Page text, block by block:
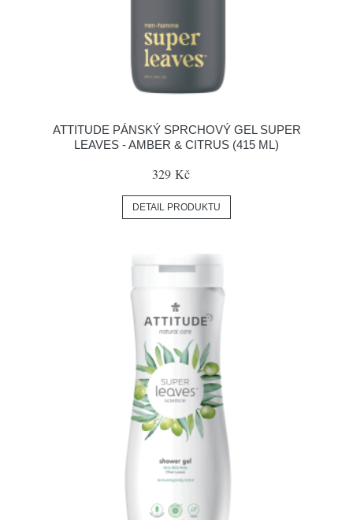
ATTITUDE PÁNSKÝ SPRCHOVÝ GEL SUPER
LEAVES - AMBER & CITRUS (415 ML)
329 Kč
DETAIL PRODUKTU